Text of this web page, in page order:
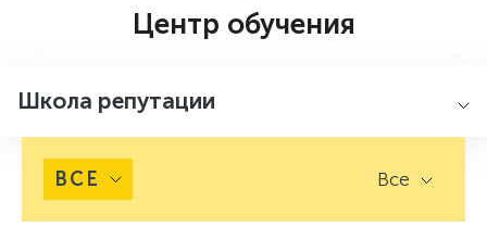
Центр обучения
Школа репутации
ВСЕ Все